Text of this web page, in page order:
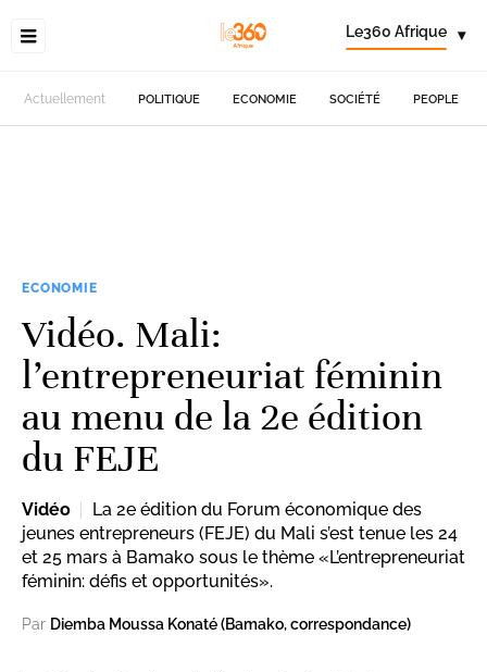
Le360 Afrique ▾
Actuellement POLITIQUE ECONOMIE SOCIÉTÉ PEOPLE
ECONOMIE
Vidéo. Mali:
l’entrepreneuriat féminin
au menu de la 2e édition
du FEJE
Vidéo
La 2e édition du Forum économique des
jeunes entrepreneurs (FEJE) du Mali s’est tenue les 24
et 25 mars à Bamako sous le thème «L’entrepreneuriat
féminin: défis et opportunités».
Par Diemba Moussa Konaté (Bamako, correspondance)